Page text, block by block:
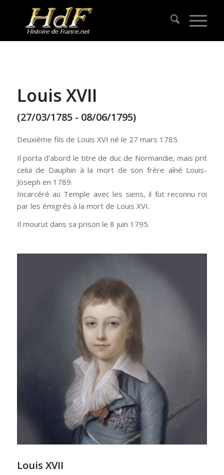
Louis XVII
(27/03/1785 - 08/06/1795)
Deuxième fils de Louis XVI né le 27 mars 1785.
Il porta d’abord le titre de duc de Normandie, mais prit
celui de Dauphin à la mort de son frère aîné Louis-
Joseph en 1789.
Incarcéré au Temple avec les siens, il fut reconnu roi
par les émigrés à la mort de Louis XVI.
Il mourut dans sa prison le 8 juin 1795.
Louis XVII